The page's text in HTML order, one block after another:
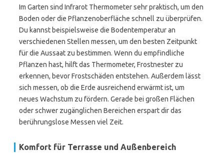
Im Garten sind Infrarot Thermometer sehr praktisch, um den
Boden oder die Pflanzenoberfläche schnell zu überprüfen.
Du kannst beispielsweise die Bodentemperatur an
verschiedenen Stellen messen, um den besten Zeitpunkt
für die Aussaat zu bestimmen. Wenn du empfindliche
Pflanzen hast, hilft das Thermometer, Frostnester zu
erkennen, bevor Frostschäden entstehen. Außerdem lässt
sich messen, ob die Erde ausreichend erwärmt ist, um
neues Wachstum zu fördern. Gerade bei großen Flächen
oder schwer zugänglichen Bereichen erspart dir das
berührungslose Messen viel Zeit.
Komfort für Terrasse und Außenbereich